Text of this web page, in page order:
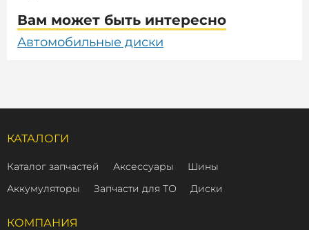
Вам может быть интересно
Автомобильные диски
КАТАЛОГИ
Каталог запчастей Аксессуары
Шины
Аккумуляторы
Запчасти для ТО Диски
КОМПАНИЯ